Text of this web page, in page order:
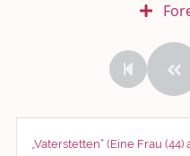
Rundum Leben
Politik und
Smalltalk
„Vaterstetten“ (Eine Frau